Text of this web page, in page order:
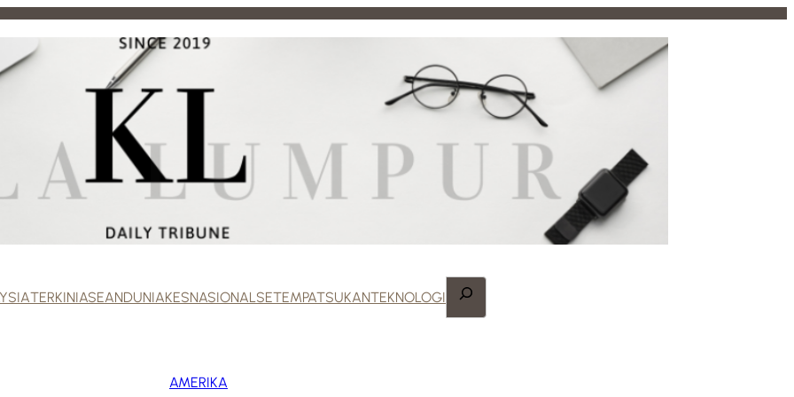
TERKINIASEANDUNIAKESNASIONALSETEMPATSUKANTEKNOLOGI
Search
AMERIKA